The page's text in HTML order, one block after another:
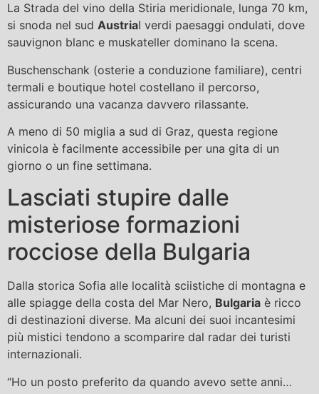
La Strada del vino della Stiria meridionale, lunga 70 km,
si snoda nel sud AustriaI verdi paesaggi ondulati, dove
sauvignon blanc e muskateller dominano la scena.
Buschenschank (osterie a conduzione familiare), centri
termali e boutique hotel costellano il percorso,
assicurando una vacanza davvero rilassante.
A meno di 50 miglia a sud di Graz, questa regione
vinicola è facilmente accessibile per una gita di un
giorno o un fine settimana.
Lasciati stupire dalle
misteriose formazioni
rocciose della Bulgaria
Dalla storica Sofia alle località sciistiche di montagna e
alle spiagge della costa del Mar Nero, Bulgaria è ricco
di destinazioni diverse. Ma alcuni dei suoi incantesimi
più mistici tendono a scomparire dal radar dei turisti
internazionali.
“Ho un posto preferito da quando avevo sette anni…